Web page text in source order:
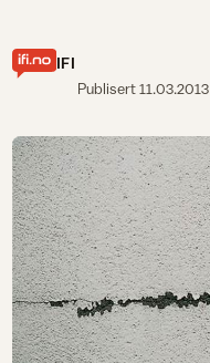
IFI
Publisert11.03.2013